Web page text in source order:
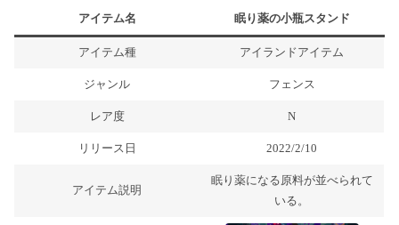
アイテム名 眠り薬の小瓶スタンド
アイテム種 アイランドアイテム
ジャンル フェンス
レア度 N
リリース日 2022/2/10
アイテム説明
眠り薬になる原料が並べられて
いる。